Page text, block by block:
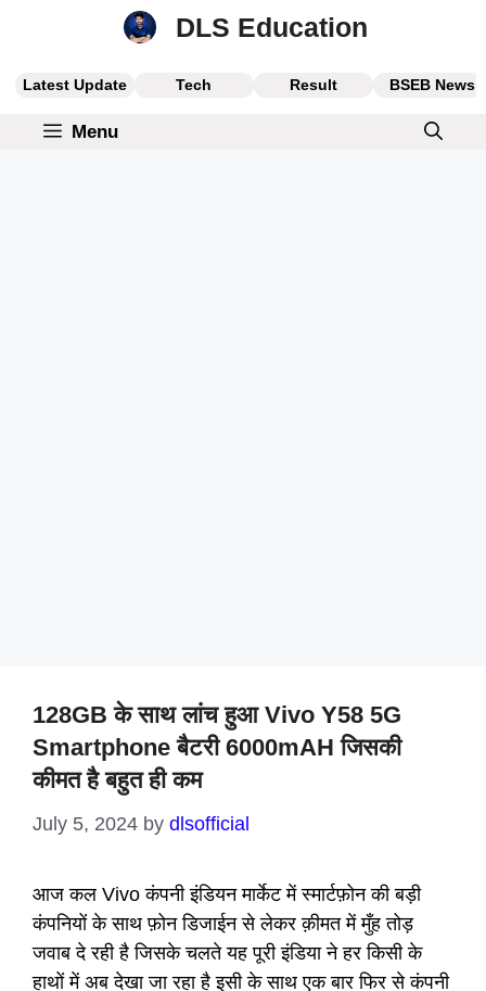
DLS Education
Latest Update Tech Result BSEB News
Menu
128GB के साथ लांच हुआ Vivo Y58 5G
Smartphone बैटरी 6000mAH जिसकी
कीमत है बहुत ही कम
July 5, 2024 by dlsofficial
आज कल Vivo कंपनी इंडियन मार्केट में स्मार्टफ़ोन की बड़ी
कंपनियों के साथ फ़ोन डिजाईन से लेकर क़ीमत में मुँह तोड़
जवाब दे रही है जिसके चलते यह पूरी इंडिया ने हर किसी के
हाथों में अब देखा जा रहा है इसी के साथ एक बार फिर से कंपनी